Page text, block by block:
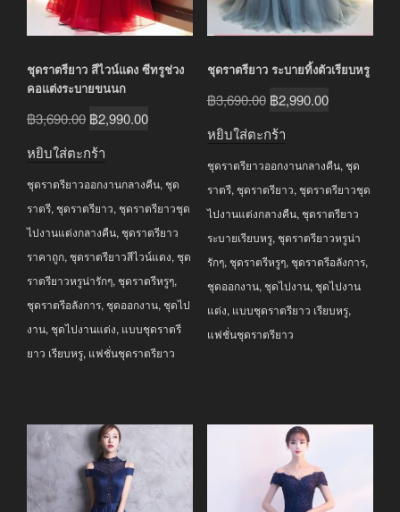
ชุดราตรียาว สีไวน์แดง ซีทรูช่วง
คอแต่งระบายขนนก
฿3,690.00 Original
฿3,690.00.
฿2,990.00Current
฿2,990.00.
หยิบใส่ตะกร้า
ชุดราตรียาวออกงานกลางคืน,ชุด
ราตรี,ชุดราตรียาว,ชุดราตรียาวชุด
ไปงานแต่งกลางคืน,ชุดราตรียาว
ราคาถูก,ชุดราตรียาวสีไวน์แดง,ชุด
ราตรียาวหรูน่ารักๆ,ชุดราตรีหรูๆ,
ชุดราตรีอลังการ,ชุดออกงาน,ชุดไป
งาน,ชุดไปงานแต่ง, แบบชุดราตรี
ยาว เรียบหรู, แฟชั่นชุดราตรียาว
ชุดราตรียาว ระบายทิ้งตัวเรียบหรู
฿3,690.00 Original
฿3,690.00.
฿2,990.00Current
฿2,990.00.
หยิบใส่ตะกร้า
ชุดราตรียาวออกงานกลางคืน,ชุด
ราตรี,ชุดราตรียาว,ชุดราตรียาวชุด
ไปงานแต่งกลางคืน,ชุดราตรียาว
ระบายเรียบหรู,ชุดราตรียาวหรูน่า
รักๆ,ชุดราตรีหรูๆ,ชุดราตรีอลังการ,
ชุดออกงาน,ชุดไปงาน,ชุดไปงาน
แต่ง, แบบชุดราตรียาว เรียบหรู,
แฟชั่นชุดราตรียาว